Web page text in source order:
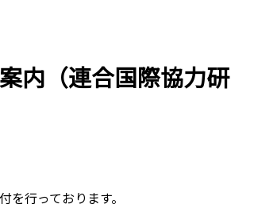
内（連合国際協力研
行っております。